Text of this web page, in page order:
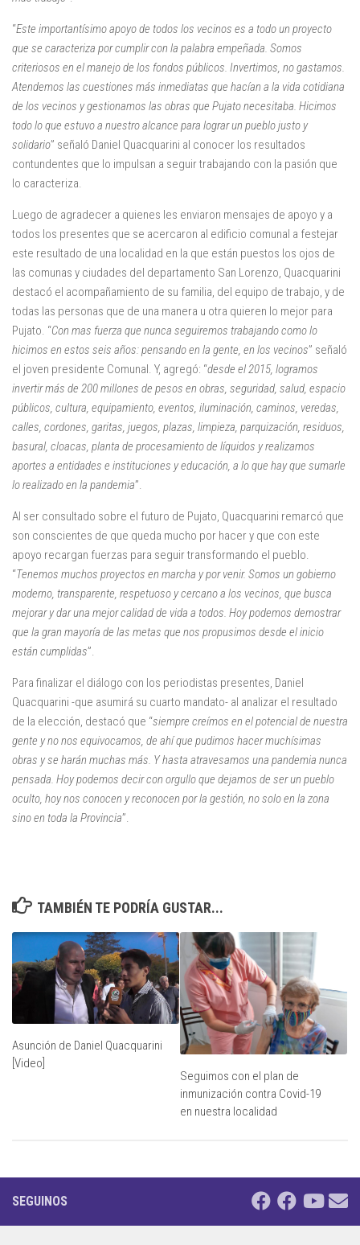
“Este importantísimo apoyo de todos los vecinos es a todo un proyecto
que se caracteriza por cumplir con la palabra empeñada. Somos
criteriosos en el manejo de los fondos públicos. Invertimos, no gastamos.
Atendemos las cuestiones más inmediatas que hacían a la vida cotidiana
de los vecinos y gestionamos las obras que Pujato necesitaba. Hicimos
todo lo que estuvo a nuestro alcance para lograr un pueblo justo y
solidario” señaló Daniel Quacquarini al conocer los resultados
contundentes que lo impulsan a seguir trabajando con la pasión que
lo caracteriza.
Luego de agradecer a quienes les enviaron mensajes de apoyo y a
todos los presentes que se acercaron al edificio comunal a festejar
este resultado de una localidad en la que están puestos los ojos de
las comunas y ciudades del departamento San Lorenzo, Quacquarini
destacó el acompañamiento de su familia, del equipo de trabajo, y de
todas las personas que de una manera u otra quieren lo mejor para
Pujato. “Con mas fuerza que nunca seguiremos trabajando como lo
hicimos en estos seis años: pensando en la gente, en los vecinos” señaló
el joven presidente Comunal. Y, agregó: “desde el 2015, logramos
invertir más de 200 millones de pesos en obras, seguridad, salud, espacio
públicos, cultura, equipamiento, eventos, iluminación, caminos, veredas,
calles, cordones, garitas, juegos, plazas, limpieza, parquización, residuos,
basural, cloacas, planta de procesamiento de líquidos y realizamos
aportes a entidades e instituciones y educación, a lo que hay que sumarle
lo realizado en la pandemia”.
Al ser consultado sobre el futuro de Pujato, Quacquarini remarcó que
son conscientes de que queda mucho por hacer y que con este
apoyo recargan fuerzas para seguir transformando el pueblo.
“Tenemos muchos proyectos en marcha y por venir. Somos un gobierno
moderno, transparente, respetuoso y cercano a los vecinos, que busca
mejorar y dar una mejor calidad de vida a todos. Hoy podemos demostrar
que la gran mayoría de las metas que nos propusimos desde el inicio
están cumplidas”.
Para finalizar el diálogo con los periodistas presentes, Daniel
Quacquarini -que asumirá su cuarto mandato- al analizar el resultado
de la elección, destacó que “siempre creímos en el potencial de nuestra
gente y no nos equivocamos, de ahí que pudimos hacer muchísimas
obras y se harán muchas más. Y hasta atravesamos una pandemia nunca
pensada. Hoy podemos decir con orgullo que dejamos de ser un pueblo
oculto, hoy nos conocen y reconocen por la gestión, no solo en la zona
sino en toda la Provincia”.
TAMBIÉN TE PODRÍA GUSTAR...
Asunción de Daniel Quacquarini
[Video]
Seguimos con el plan de
inmunización contra Covid-19
en nuestra localidad
SEGUINOS